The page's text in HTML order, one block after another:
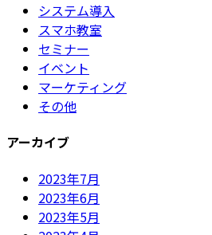
システム導入
スマホ教室
セミナー
イベント
マーケティング
その他
アーカイブ
2023年7月
2023年6月
2023年5月